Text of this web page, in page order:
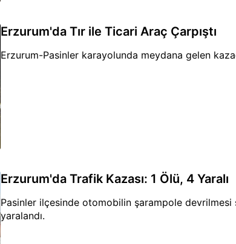
Erzurum'da Tır ile Ticari Araç Çarpıştı
Erzurum-Pasinler karayolunda meydana gelen
Erzurum'da Trafik Kazası: 1 Ölü, 4 Yaralı
Pasinler ilçesinde otomobilin şarampole devrilmesi
yaralandı.